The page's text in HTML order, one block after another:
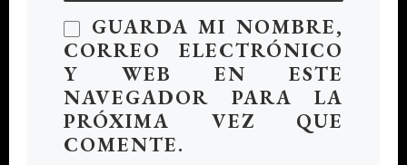
GUARDA MI NOMBRE,
CORREO ELECTRÓNICO
Y WEB EN ESTE
NAVEGADOR PARA LA
PRÓXIMA VEZ QUE
COMENTE.